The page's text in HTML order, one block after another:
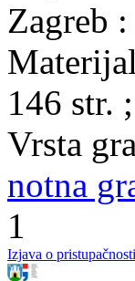
Zagreb
146 str.
Vrsta
notna
1
Izjava o pristupačnosti